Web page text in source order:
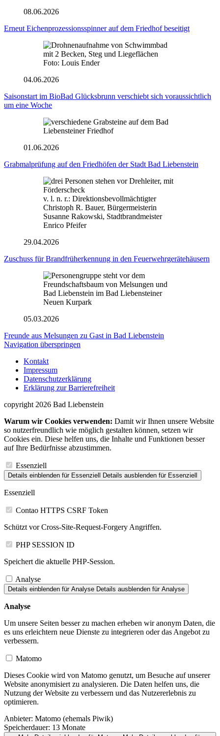
08.06.2026
Erneut Eichenprozessionsspinner auf dem Friedhof beseitigt
Foto: Louis Ender
04.06.2026
Saisonstart im BioBad Glücksbrunn verschiebt sich voraussichtlich
um eine Woche
01.06.2026
Grabmalprüfung auf den Friedhöfen der Stadt Bad Liebenstein
v. l. n. r.: Direktionsbevollmächtigter
Christoph R. Bauer, Bürgermeisterin
Susanne Rakowski, Stadtbrandmeister
Enrico Pfeifer
29.04.2026
Zuschuss für Brandfrüherkennung in den Feuerwehrgerätehäusern
05.03.2026
Freunde aus Melsungen zu Gast in Bad Liebenstein
Navigation überspringen
Kontakt
Impressum
Datenschutzerklärung
Erklärung zur Barrierefreiheit
copyright 2026 Bad Liebenstein
Warum wir Cookies verwenden: Damit wir Ihnen unsere Website
so nutzerfreundlich wie möglich gestalten können, setzen wir
Cookies ein. Diese helfen uns, die Inhalte und Funktionen besser
auf Ihre Bedürfnisse abzustimmen.
Essenziell
Details einblenden für Essenziell Details ausblenden für Essenziell
Essenziell
Contao HTTPS CSRF Token
Schützt vor Cross-Site-Request-Forgery Angriffen.
PHP SESSION ID
Speichert die aktuelle PHP-Session.
Analyse
Details einblenden für Analyse Details ausblenden für Analyse
Analyse
Um unsere Seiten besser zu machen erheben wir anonym Daten, die
es uns erleichtern neue Dienste zu integrieren oder das Angebot zu
verbessern.
Matomo
Dieses Cookie wird von Matomo genutzt, um Besuche auf unserer
Website anonymisiert zu analysieren. Die Daten helfen uns, die
Nutzung der Website zu verbessern und das Nutzererlebnis zu
optimieren.
Anbieter: Matomo (ehemals Piwik)
Speicherdauer: 13 Monate